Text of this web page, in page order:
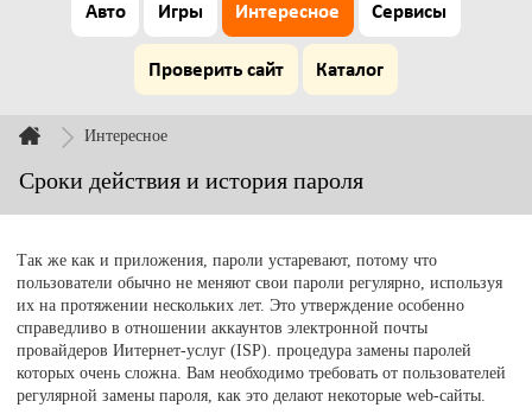
Авто Игры Интересное Сервисы
Проверить сайт Каталог
Интересное
Сроки действия и история пароля
Так же как и приложения, пароли устаревают, потому что
пользователи обычно не меняют свои пароли регулярно, используя
их на протяжении нескольких лет. Это утверждение особенно
справедливо в отношении аккаунтов электронной почты
провайдеров Иитернет-услуг (ISP). процедура замены паролей
которых очень сложна. Вам необходимо требовать от пользователей
регулярной замены пароля, как это делают некоторые web-сайты.